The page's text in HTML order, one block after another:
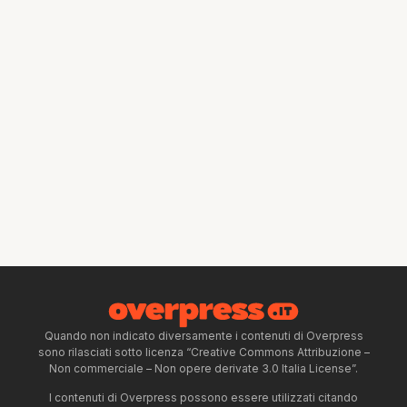
Quando non indicato diversamente i contenuti di Overpress
sono rilasciati sotto licenza “Creative Commons Attribuzione –
Non commerciale – Non opere derivate 3.0 Italia License”.
I contenuti di Overpress possono essere utilizzati citando